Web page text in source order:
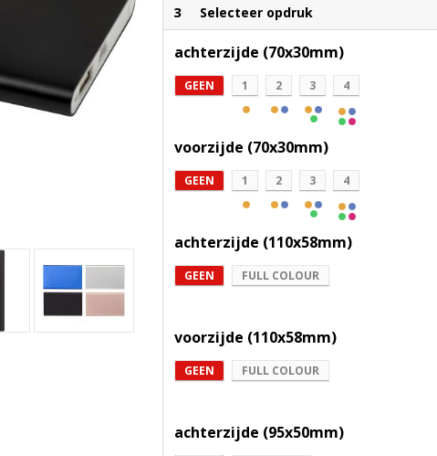
3 Selecteer opdruk
achterzijde (70x30mm)
GEEN 1 2 3 4
voorzijde (70x30mm)
GEEN 1 2 3 4
achterzijde (110x58mm)
GEEN FULL COLOUR
voorzijde (110x58mm)
GEEN FULL COLOUR
achterzijde (95x50mm)